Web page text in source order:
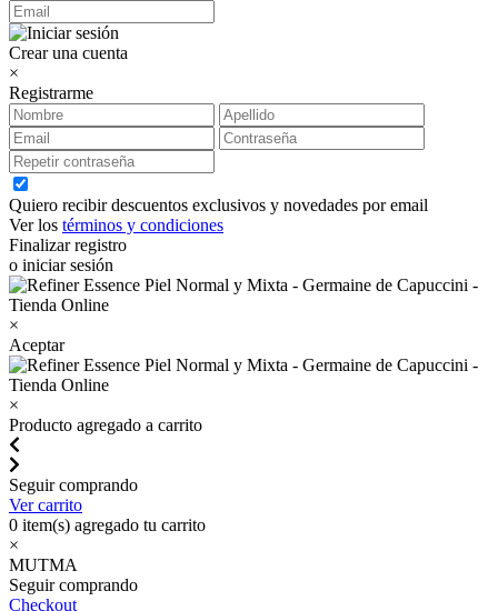
Crear una cuenta
×
Registrarme
Quiero recibir descuentos exclusivos y novedades por email
Ver los términos y condiciones
Finalizar registro
o iniciar sesión
×
Aceptar
×
Producto agregado a carrito
Seguir comprando
Ver carrito
0 item(s) agregado tu carrito
×
MUTMA
Seguir comprando
Checkout